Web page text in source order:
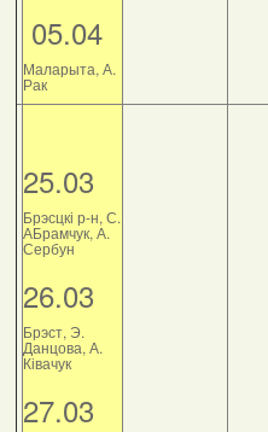
05.04
Маларыта, А.
Рак
25.03
Брэсцкі р-н, С.
АБрамчук, А.
Сербун
26.03
Брэст, Э.
Данцова, А.
Ківачук
27.03